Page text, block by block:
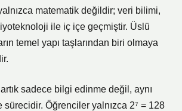
matematik değildir; veri bilimi,
ile iç içe geçmiştir. Üslü
temel yapı taşlarından biri olmaya
sadece bilgi edinme değil, aynı
sürecidir. Öğrenciler yalnızca 2⁷ = 128